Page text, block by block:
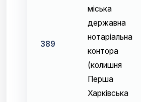
389
міська
державна
нотаріальна
контора
(колишня
Перша
Харківська